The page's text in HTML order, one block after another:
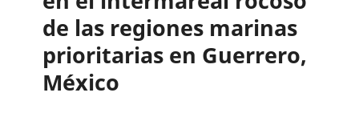
de las regiones marinas
prioritarias en Guerrero,
México